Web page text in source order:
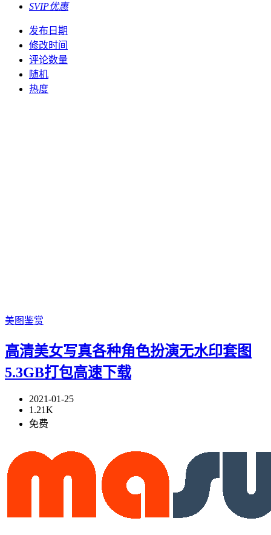
SVIP优惠
发布日期
修改时间
评论数量
随机
热度
美图鉴赏
高清美女写真各种角色扮演无水印套图
5.3GB打包高速下载
2021-01-25
1.21K
免费